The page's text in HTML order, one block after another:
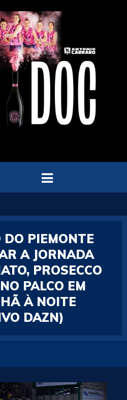
DO PIEMONTE
A JORNADA
PROSECCO
PALCO EM
À NOITE
DAZN)